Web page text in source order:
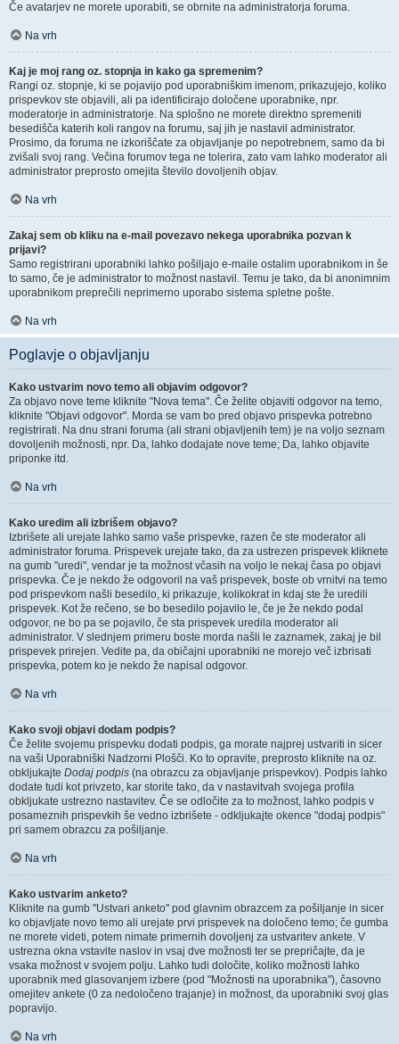
Če avatarjev ne morete uporabiti, se obrnite na administratorja foruma.
Na vrh
Kaj je moj rang oz. stopnja in kako ga spremenim?
Rangi oz. stopnje, ki se pojavijo pod uporabniškim imenom, prikazujejo, koliko
prispevkov ste objavili, ali pa identificirajo določene uporabnike, npr.
moderatorje in administratorje. Na splošno ne morete direktno spremeniti
besedišča katerih koli rangov na forumu, saj jih je nastavil administrator.
Prosimo, da foruma ne izkoriščate za objavljanje po nepotrebnem, samo da bi
zvišali svoj rang. Večina forumov tega ne tolerira, zato vam lahko moderator ali
administrator preprosto omejita število dovoljenih objav.
Na vrh
Zakaj sem ob kliku na e-mail povezavo nekega uporabnika pozvan k
prijavi?
Samo registrirani uporabniki lahko pošiljajo e-maile ostalim uporabnikom in še
to samo, če je administrator to možnost nastavil. Temu je tako, da bi anonimnim
uporabnikom preprečili neprimerno uporabo sistema spletne pošte.
Na vrh
Poglavje o objavljanju
Kako ustvarim novo temo ali objavim odgovor?
Za objavo nove teme kliknite "Nova tema". Če želite objaviti odgovor na temo,
kliknite "Objavi odgovor". Morda se vam bo pred objavo prispevka potrebno
registrirati. Na dnu strani foruma (ali strani objavljenih tem) je na voljo seznam
dovoljenih možnosti, npr. Da, lahko dodajate nove teme; Da, lahko objavite
priponke itd.
Na vrh
Kako uredim ali izbrišem objavo?
Izbrišete ali urejate lahko samo vaše prispevke, razen če ste moderator ali
administrator foruma. Prispevek urejate tako, da za ustrezen prispevek kliknete
na gumb "uredi", vendar je ta možnost včasih na voljo le nekaj časa po objavi
prispevka. Če je nekdo že odgovoril na vaš prispevek, boste ob vrnitvi na temo
pod prispevkom našli besedilo, ki prikazuje, kolikokrat in kdaj ste že uredili
prispevek. Kot že rečeno, se bo besedilo pojavilo le, če je že nekdo podal
odgovor, ne bo pa se pojavilo, če sta prispevek uredila moderator ali
administrator. V slednjem primeru boste morda našli le zaznamek, zakaj je bil
prispevek prirejen. Vedite pa, da običajni uporabniki ne morejo več izbrisati
prispevka, potem ko je nekdo že napisal odgovor.
Na vrh
Kako svoji objavi dodam podpis?
Če želite svojemu prispevku dodati podpis, ga morate najprej ustvariti in sicer
na vaši Uporabniški Nadzorni Plošči. Ko to opravite, preprosto kliknite na oz.
obkljukajte Dodaj podpis (na obrazcu za objavljanje prispevkov). Podpis lahko
dodate tudi kot privzeto, kar storite tako, da v nastavitvah svojega profila
obkljukate ustrezno nastavitev. Če se odločite za to možnost, lahko podpis v
posameznih prispevkih še vedno izbrišete - odkljukajte okence "dodaj podpis"
pri samem obrazcu za pošiljanje.
Na vrh
Kako ustvarim anketo?
Kliknite na gumb "Ustvari anketo" pod glavnim obrazcem za pošiljanje in sicer
ko objavljate novo temo ali urejate prvi prispevek na določeno temo; če gumba
ne morete videti, potem nimate primernih dovoljenj za ustvaritev ankete. V
ustrezna okna vstavite naslov in vsaj dve možnosti ter se prepričajte, da je
vsaka možnost v svojem polju. Lahko tudi določite, koliko možnosti lahko
uporabnik med glasovanjem izbere (pod "Možnosti na uporabnika"), časovno
omejitev ankete (0 za nedoločeno trajanje) in možnost, da uporabniki svoj glas
popravijo.
Na vrh